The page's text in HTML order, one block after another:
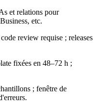
et relations pour
etc.
review requise ; releases
fixées en 48–72 h ;
; fenêtre de